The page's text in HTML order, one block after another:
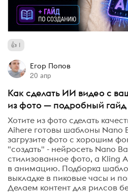
1
Егор Попов
20 апр
Как сделать ИИ видео с
из фото — подробный
Хотите из фото сделать
Aihere готовы шаблоны Nano
загрузите фото с хорошим
"создать" - нейросеть Nano
стилизованное фото, а Kling
в анимацию. Подборка
выкладке в пиковые часы и
Делаем контент для рилсов